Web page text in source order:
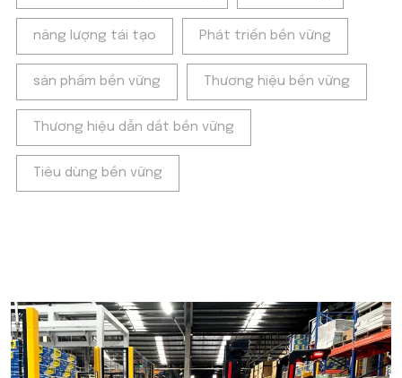
năng lượng tái tạo Phát triển bền vững
sản phẩm bền vững Thương hiệu bền vững
Thương hiệu dẫn dắt bền vững
Tiêu dùng bền vững